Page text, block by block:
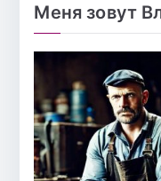
Меня зовут